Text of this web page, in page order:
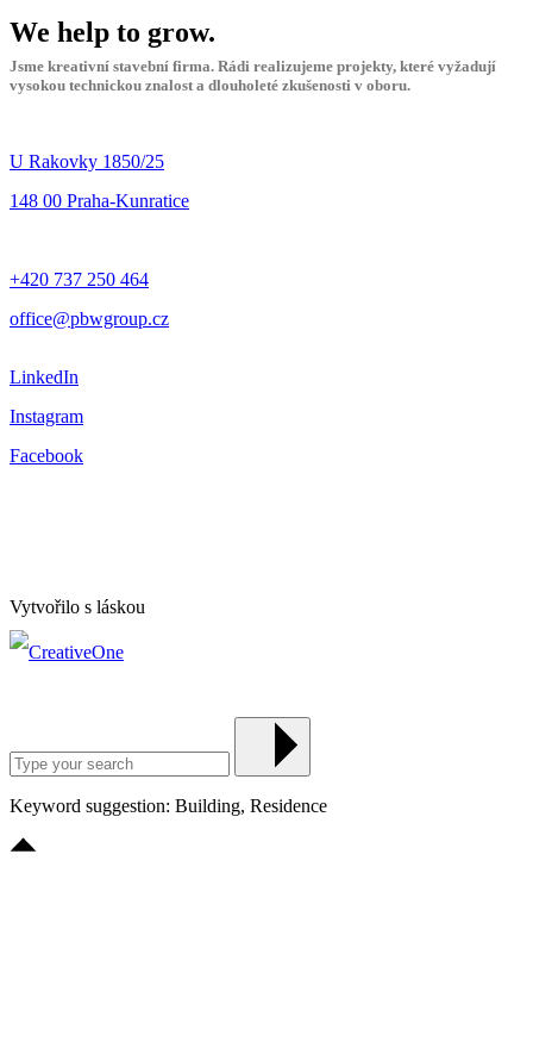
We help to grow.
Jsme kreativní stavební firma. Rádi realizujeme projekty, které vyžadují
vysokou technickou znalost a dlouholeté zkušenosti v oboru.
U Rakovky 1850/25
148 00 Praha-Kunratice
+420 737 250 464
office@pbwgroup.cz
LinkedIn
Instagram
Facebook
Vytvořilo s láskou
Keyword suggestion: Building, Residence